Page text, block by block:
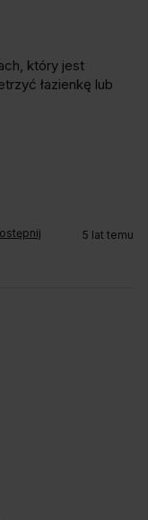
który jest
łazienkę lub
5 lat temu